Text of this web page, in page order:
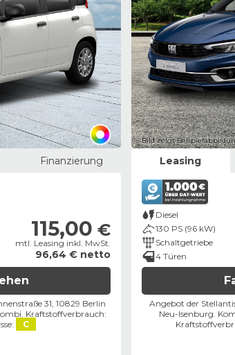
Finanzierung
115,00 €
mtl. Leasing inkl. MwSt.
96,64 € netto
31, 10829 Berlin
Kraftstoffverbrauch:
C
Bild zeigt
Leasing
Diesel
130 PS (96 kW)
Schaltgetriebe
4 Türen
Angebot der
Neu-Isenburg. ​